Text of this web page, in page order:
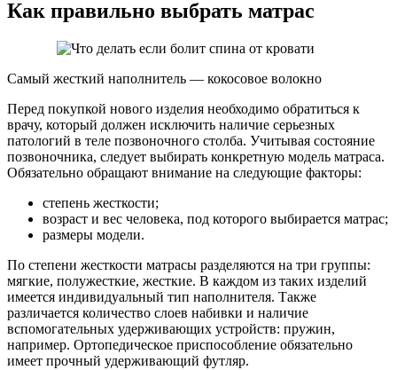
Как правильно выбрать матрас
Самый жесткий наполнитель — кокосовое волокно
Перед покупкой нового изделия необходимо обратиться к
врачу, который должен исключить наличие серьезных
патологий в теле позвоночного столба. Учитывая состояние
позвоночника, следует выбирать конкретную модель матраса.
Обязательно обращают внимание на следующие факторы:
степень жесткости;
возраст и вес человека, под которого выбирается матрас;
размеры модели.
По степени жесткости матрасы разделяются на три группы:
мягкие, полужесткие, жесткие. В каждом из таких изделий
имеется индивидуальный тип наполнителя. Также
различается количество слоев набивки и наличие
вспомогательных удерживающих устройств: пружин,
например. Ортопедическое приспособление обязательно
имеет прочный удерживающий футляр.